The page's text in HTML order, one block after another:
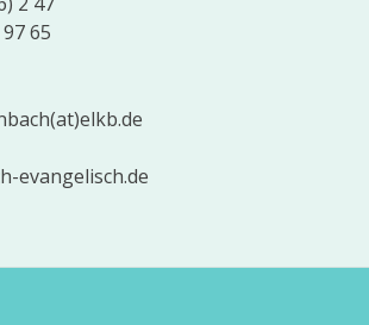
65
evangelisch.de